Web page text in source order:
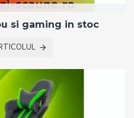
si gaming in stoc